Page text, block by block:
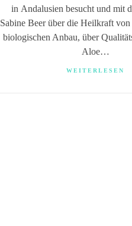
in Andalusien besucht und mit
Sabine Beer über die Heilkraft
biologischen Anbau, über
Aloe…
WEITERLESEN